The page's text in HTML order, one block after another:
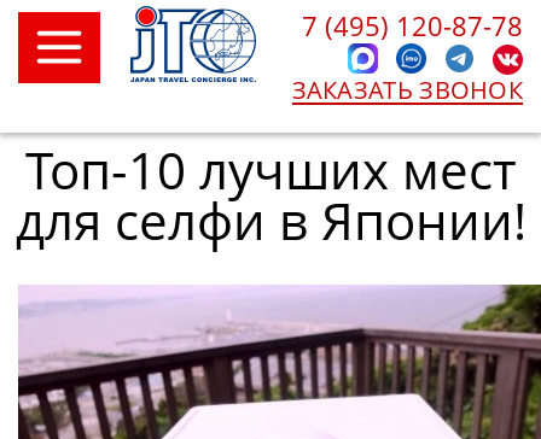
7 (495) 120-87-78
ЗАКАЗАТЬ ЗВОНОК
Топ-10 лучших мест
для селфи в Японии!